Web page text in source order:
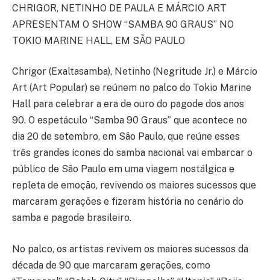
CHRIGOR, NETINHO DE PAULA E MÁRCIO ART
APRESENTAM O SHOW “SAMBA 90 GRAUS” NO
TOKIO MARINE HALL, EM SÃO PAULO
Chrigor (Exaltasamba), Netinho (Negritude Jr.) e Márcio
Art (Art Popular) se reúnem no palco do Tokio Marine
Hall para celebrar a era de ouro do pagode dos anos
90. O espetáculo “Samba 90 Graus” que acontece no
dia 20 de setembro, em São Paulo, que reúne esses
três grandes ícones do samba nacional vai embarcar o
público de São Paulo em uma viagem nostálgica e
repleta de emoção, revivendo os maiores sucessos que
marcaram gerações e fizeram história no cenário do
samba e pagode brasileiro.
No palco, os artistas revivem os maiores sucessos da
década de 90 que marcaram gerações, como